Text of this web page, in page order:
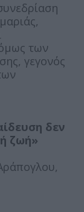
των
γεγονός
δεν
ζωή»